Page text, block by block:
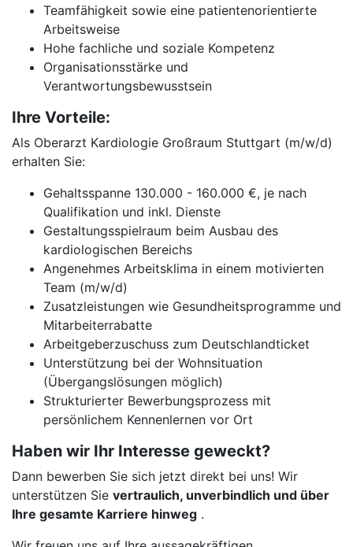
Teamfähigkeit sowie eine patientenorientierte
Arbeitsweise
Hohe fachliche und soziale Kompetenz
Organisationsstärke und
Verantwortungsbewusstsein
Ihre Vorteile:
Als Oberarzt Kardiologie Großraum Stuttgart (m/w/d)
erhalten Sie:
Gehaltsspanne 130.000 - 160.000 €, je nach
Qualifikation und inkl. Dienste
Gestaltungsspielraum beim Ausbau des
kardiologischen Bereichs
Angenehmes Arbeitsklima in einem motivierten
Team (m/w/d)
Zusatzleistungen wie Gesundheitsprogramme und
Mitarbeiterrabatte
Arbeitgeberzuschuss zum Deutschlandticket
Unterstützung bei der Wohnsituation
(Übergangslösungen möglich)
Strukturierter Bewerbungsprozess mit
persönlichem Kennenlernen vor Ort
Haben wir Ihr Interesse geweckt?
Dann bewerben Sie sich jetzt direkt bei uns! Wir
unterstützen Sie vertraulich, unverbindlich und über
Ihre gesamte Karriere hinweg .